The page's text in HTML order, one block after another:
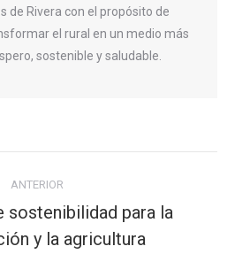
de Rivera con el propósito de
el rural en un medio más
sostenible y saludable.
ANTERIOR
Publicación
anterior:
sostenibilidad para la
y la agricultura